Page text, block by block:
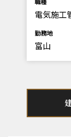
電気施工
勤務地
富山